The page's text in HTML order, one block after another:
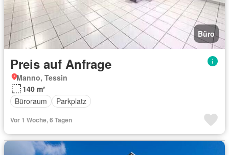
Büro
Preis auf Anfrage
Manno, Tessin
140 m²
Büroraum
Parkplatz
Vor 1 Woche, 6 Tagen